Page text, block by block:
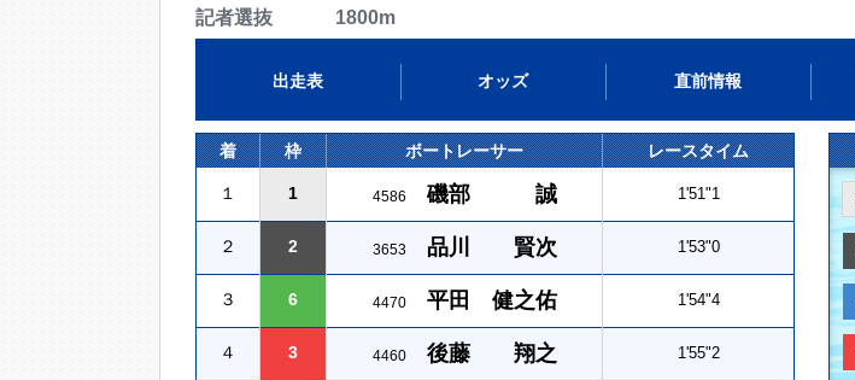
記者選抜 1800m
出走表 オッズ 直前情報
着 枠 ボートレーサー レースタイム
１ 1 4586 磯部 誠 1'51"1
２ 2 3653 品川 賢次 1'53"0
３ 6 4470 平田 健之佑 1'54"4
４ 3 4460 後藤 翔之 1'55"2